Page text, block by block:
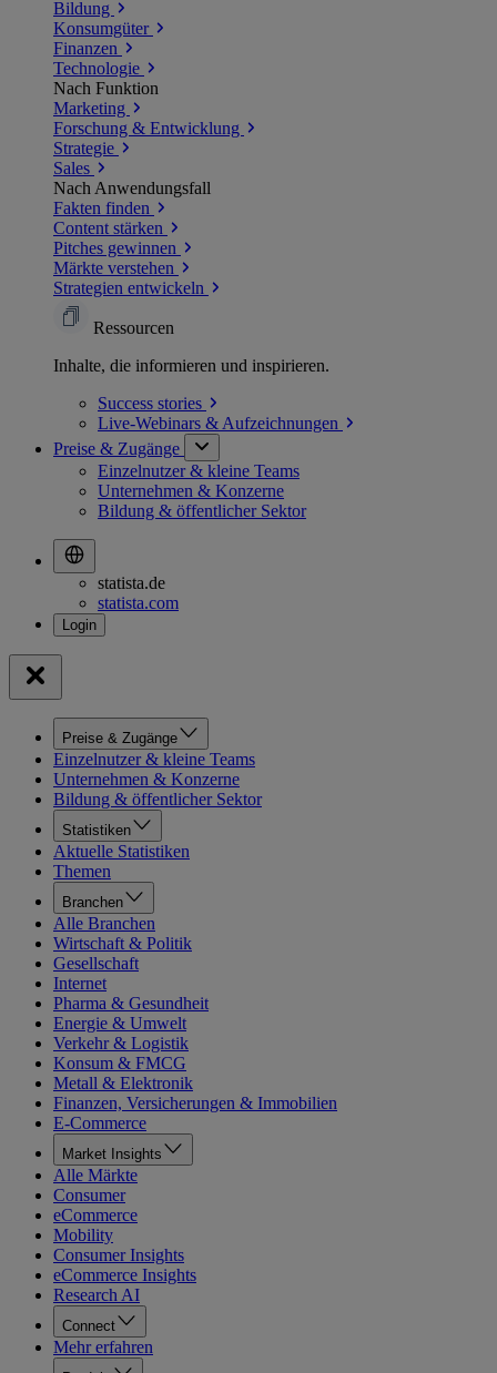
Bildung
Konsumgüter
Finanzen
Technologie
Nach Funktion
Marketing
Forschung & Entwicklung
Strategie
Sales
Nach Anwendungsfall
Fakten finden
Content stärken
Pitches gewinnen
Märkte verstehen
Strategien entwickeln
Ressourcen
Inhalte, die informieren und inspirieren.
Success stories
Live-Webinars & Aufzeichnungen
Preise & Zugänge
Einzelnutzer & kleine Teams
Unternehmen & Konzerne
Bildung & öffentlicher Sektor
statista.de
statista.com
Preise & Zugänge
Einzelnutzer & kleine Teams
Unternehmen & Konzerne
Bildung & öffentlicher Sektor
Statistiken
Aktuelle Statistiken
Themen
Branchen
Alle Branchen
Wirtschaft & Politik
Gesellschaft
Internet
Pharma & Gesundheit
Energie & Umwelt
Verkehr & Logistik
Konsum & FMCG
Metall & Elektronik
Finanzen, Versicherungen & Immobilien
E-Commerce
Market Insights
Alle Märkte
Consumer
eCommerce
Mobility
Consumer Insights
eCommerce Insights
Research AI
Connect
Mehr erfahren